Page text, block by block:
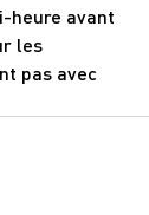
heure avant
les
pas avec